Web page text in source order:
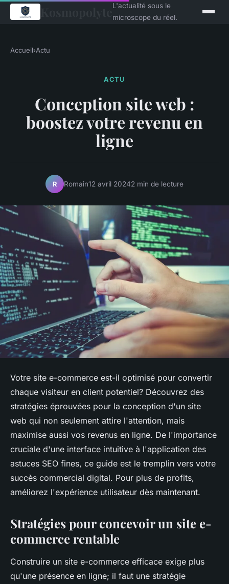
L'actualité sous le
microscope du réel.
Accueil›Actu
ACTU
Conception site web :
boostez votre revenu en
ligne
R Romain12 avril 20242 min de lecture
Votre site e-commerce est-il optimisé pour convertir
chaque visiteur en client potentiel? Découvrez des
stratégies éprouvées pour la conception d'un site
web qui non seulement attire l'attention, mais
maximise aussi vos revenus en ligne. De l'importance
cruciale d'une interface intuitive à l'application des
astuces SEO fines, ce guide est le tremplin vers votre
succès commercial digital. Pour plus de profits,
améliorez l'expérience utilisateur dès maintenant.
Stratégies pour concevoir un site e-
commerce rentable
Construire un site e-commerce efficace exige plus
qu'une présence en ligne; il faut une stratégie